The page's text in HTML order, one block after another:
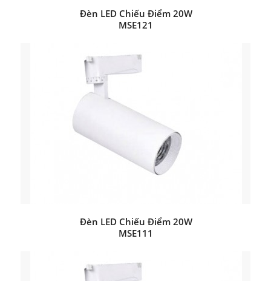
Đèn LED Chiếu Điểm 20W
MSE121
Đèn LED Chiếu Điểm 20W
MSE111